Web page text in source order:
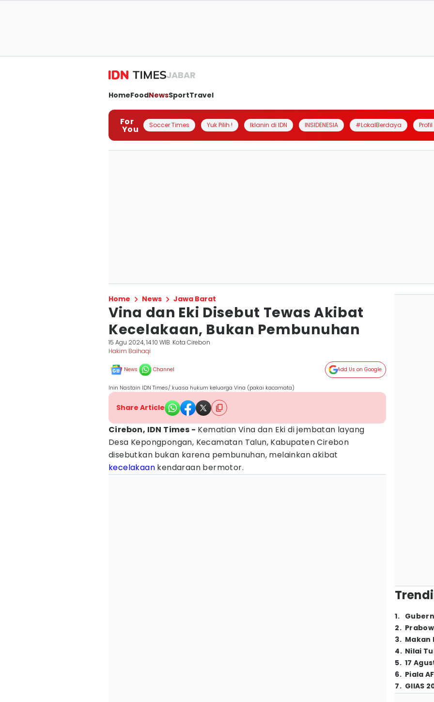
JABAR
HomeFoodNewsSportTravel
For
You Soccer Times Yuk Pilih ! Iklanin di IDN INSIDENESIA #LokalBerdaya
Home News Jawa Barat
Vina dan Eki Disebut Tewas Akibat
Kecelakaan, Bukan Pembunuhan
15 Agu 2024, 14:10 WIB Kota Cirebon
Hakim Baihaqi
News Channel Add Us on Google
Inin Nastain IDN Times/ kuasa hukum keluarga Vina (pakai kacamata)
Share Article
Cirebon, IDN Times - Kematian Vina dan Eki di jembatan layang
Desa Kepongpongan, Kecamatan Talun, Kabupaten Cirebon
disebutkan bukan karena pembunuhan, melainkan akibat
kecelakaan kendaraan bermotor.
1.
2.
3. Makan
4. Nilai
5. 17
6. Piala
7. GIIAS